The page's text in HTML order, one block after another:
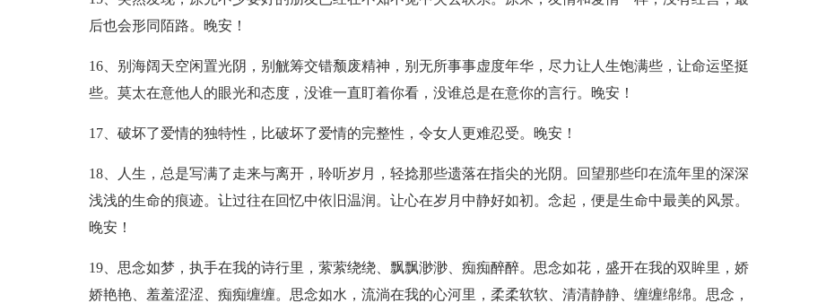
后也会形同陌路。晚安！
16、别海阔天空闲置光阴，别觥筹交错颓废精神，别无所事事虚度年华，尽力让人生饱满些，让命运坚挺
些。莫太在意他人的眼光和态度，没谁一直盯着你看，没谁总是在意你的言行。晚安！
17、破坏了爱情的独特性，比破坏了爱情的完整性，令女人更难忍受。晚安！
18、人生，总是写满了走来与离开，聆听岁月，轻捻那些遗落在指尖的光阴。回望那些印在流年里的深深
浅浅的生命的痕迹。让过往在回忆中依旧温润。让心在岁月中静好如初。念起，便是生命中最美的风景。
晚安！
19、思念如梦，执手在我的诗行里，萦萦绕绕、飘飘渺渺、痴痴醉醉。思念如花，盛开在我的双眸里，娇
娇艳艳、羞羞涩涩、痴痴缠缠。思念如水，流淌在我的心河里，柔柔软软、清清静静、缠缠绵绵。思念，